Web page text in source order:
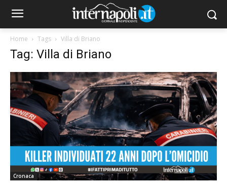
Home Tags Villa di Briano
Tag: Villa di Briano
Cronaca